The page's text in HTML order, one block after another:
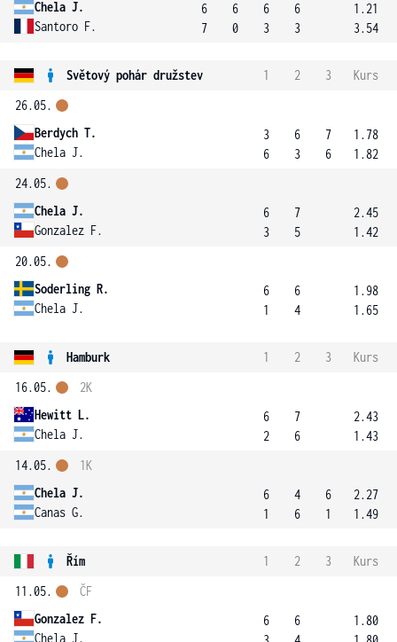
Chela J.
Santoro F.
6
7
6
0
6
3
6
3
1.21
3.54
Světový pohár družstev 1 2 3
Kurs
26.05.
Berdych T.
Chela J.
3
6
6
3
7
6
1.78
1.82
24.05.
Chela J.
Gonzalez F.
6
3
7
5
2.45
1.42
20.05.
Soderling R.
Chela J.
6
1
6
4
1.98
1.65
Hamburk 1 2 3
Kurs
16.05.
Hewitt L.
Chela J.
2K
6
2
7
6
2.43
1.43
14.05.
Chela J.
Canas G.
1K
6
1
4
6
6
1
2.27
1.49
Řím 1 2 3
Kurs
11.05.
Gonzalez F.
Chela J.
ČF
6
6
1.80